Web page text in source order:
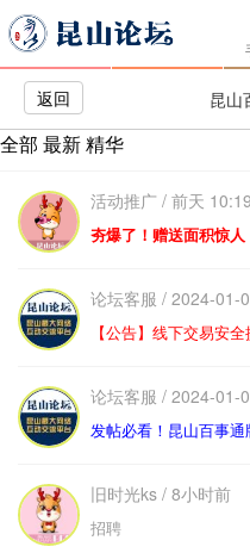
返回 昆山
全部 最新精华
活动推广 / 前天 10:19
夯爆了！赠送面积惊
论坛客服 / 2024-01-
【公告】线下交易安
论坛客服 / 2024-01-
发帖必看！昆山百事通
旧时光ks / 8小时前
招聘